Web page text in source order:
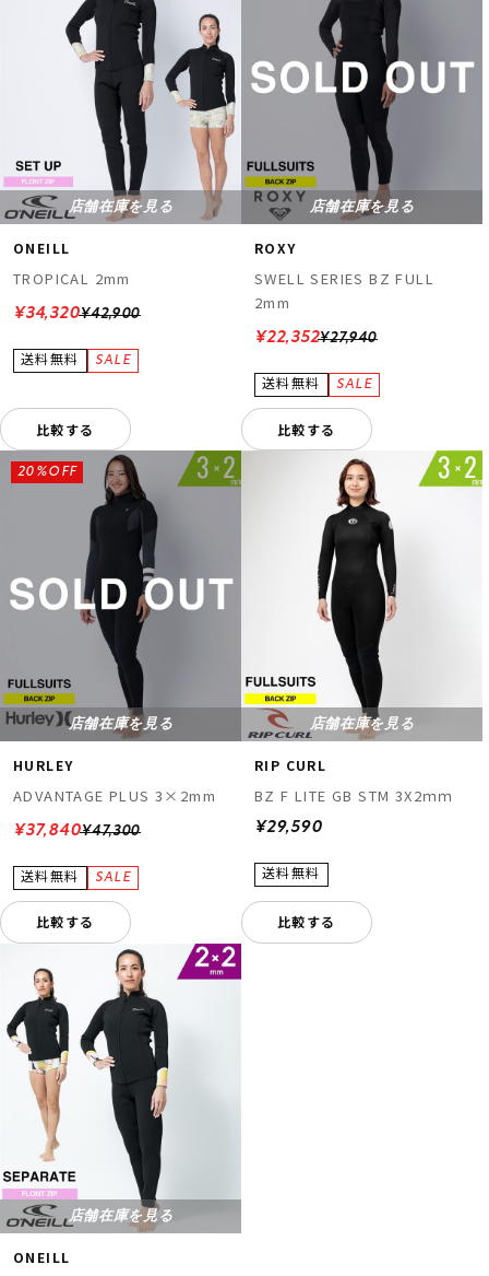
店舗在庫を見る
ONEILL
TROPICAL 2mm
¥42,900
¥34,320
比較する
店舗在庫を見る
ROXY
SWELL SERIES BZ FULL
2mm
¥27,940
¥22,352
比較する
店舗在庫を見る
HURLEY
ADVANTAGE PLUS 3×2mm
¥47,300
20%OFF
¥37,840
比較する
店舗在庫を見る
RIP CURL
BZ F LITE GB STM 3X2ｍｍ
¥29,590
比較する
店舗在庫を見る
ONEILL